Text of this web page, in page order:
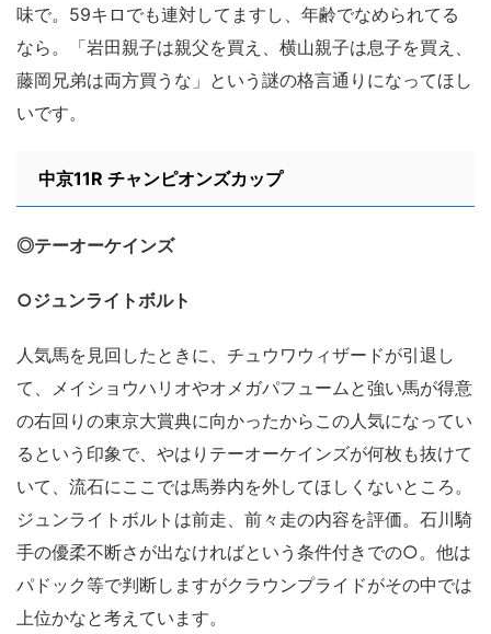
味で。59キロでも連対してますし、年齢でなめられてる
なら。「岩田親子は親父を買え、横山親子は息子を買え、
藤岡兄弟は両方買うな」という謎の格言通りになってほし
いです。
中京11R チャンピオンズカップ
◎テーオーケインズ
○ジュンライトボルト
人気馬を見回したときに、チュウワウィザードが引退し
て、メイショウハリオやオメガパフュームと強い馬が得意
の右回りの東京大賞典に向かったからこの人気になってい
るという印象で、やはりテーオーケインズが何枚も抜けて
いて、流石にここでは馬券内を外してほしくないところ。
ジュンライトボルトは前走、前々走の内容を評価。石川騎
手の優柔不断さが出なければという条件付きでの○。他は
パドック等で判断しますがクラウンプライドがその中では
上位かなと考えています。